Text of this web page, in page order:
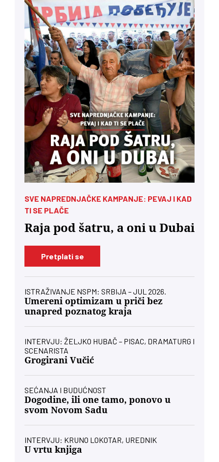
SVE NAPREDNJAČKE KAMPANJE: PEVAJ I KAD
TI SE PLAČE
Raja pod šatru, a oni u Dubai
Pretplati se
ISTRAŽIVANJE NSPM: SRBIJA – JUL 2026.
Umereni optimizam u priči bez
unapred poznatog kraja
INTERVJU: ŽELJKO HUBAČ – PISAC, DRAMATURG I
SCENARISTA
Grogirani Vučić
SEĆANJA I BUDUĆNOST
Dogodine, ili one tamo, ponovo u
svom Novom Sadu
INTERVJU: KRUNO LOKOTAR, UREDNIK
U vrtu knjiga